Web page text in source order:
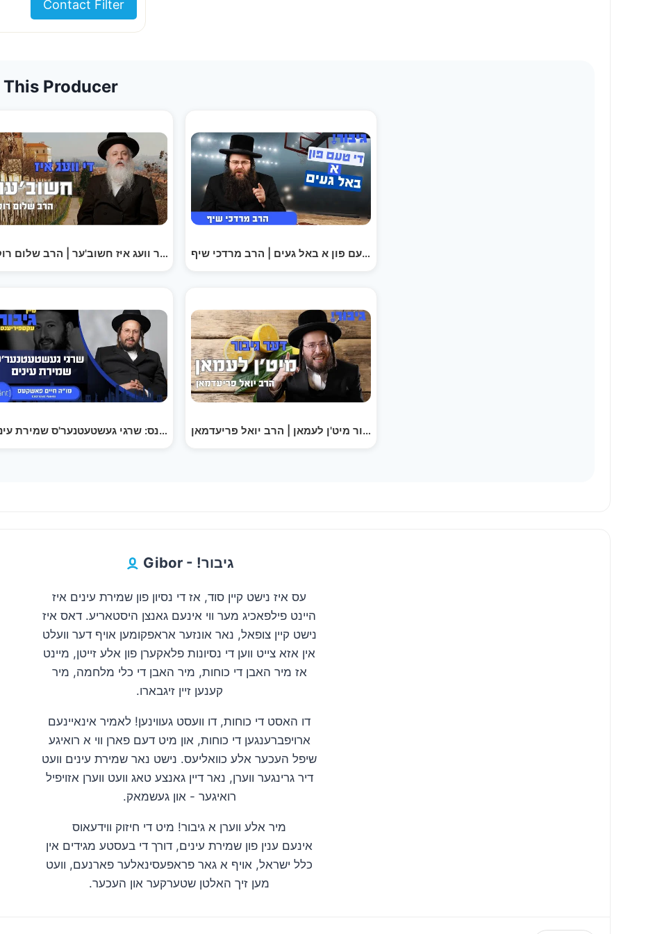
Contact Filter
Producer
גיבור
דער וועג איז חשוב'ער | הרב שלום
גיבור עקספיריענס: שרגי געשטעטנער'ס שמירת עינים |…
די טעם פון א באל געים | הרב מרדכי שיף
דער גיבור מיט'ן לעמאן | הרב יואל פריעדמאן
Gibor - !גיבור
עס איז נישט קיין סוד, אז די נסיון פון שמירת עינים איז
היינט פילפאכיג מער ווי אינעם גאנצן היסטאריע. דאס איז
נישט קיין צופאל, נאר אונזער אראפקומען אויף דער וועלט
אין אזא צייט ווען די נסיונות פלאקערן פון אלע זייטן, מיינט
אז מיר האבן די כוחות, מיר האבן די כלי מלחמה, מיר
.קענען זיין זיגבארו
דו האסט די כוחות, דו וועסט געווינען! לאמיר אינאיינעם
ארויפברענגען די כוחות, און מיט דעם פארן ווי א רואיגע
שיפל העכער אלע כוואליעס. נישט נאר שמירת עינים וועט
דיר גרינגער ווערן, נאר דיין גאנצע טאג וועט ווערן אזויפיל
.רואיגער - און געשמאק
מיר אלע ווערן א גיבור! מיט די חיזוק ווידעאוס
אינעם ענין פון שמירת עינים, דורך די בעסטע מגידים אין
כלל ישראל, אויף א גאר פראפעסינאלער פארנעם, וועט
.מען זיך האלטן שטערקער און העכער